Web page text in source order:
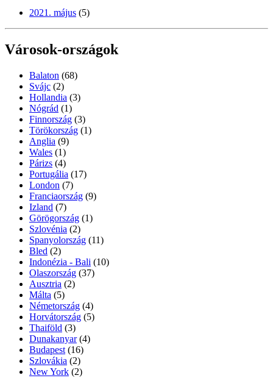
2021. május (5)
Városok-országok
Balaton (68)
Svájc (2)
Hollandia (3)
Nógrád (1)
Finnország (3)
Törökország (1)
Anglia (9)
Wales (1)
Párizs (4)
Portugália (17)
London (7)
Franciaország (9)
Izland (7)
Görögország (1)
Szlovénia (2)
Spanyolország (11)
Bled (2)
Indonézia - Bali (10)
Olaszország (37)
Ausztria (2)
Málta (5)
Németország (4)
Horvátország (5)
Thaiföld (3)
Dunakanyar (4)
Budapest (16)
Szlovákia (2)
New York (2)